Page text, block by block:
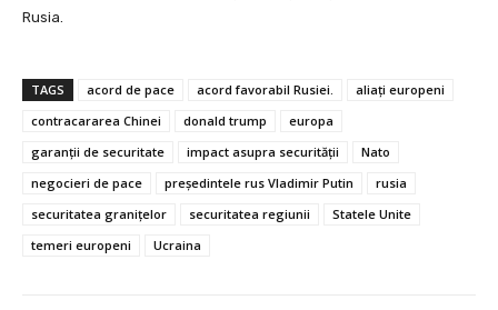
Rusia.
TAGS acord de pace acord favorabil Rusiei.
aliați europeni
contracararea Chinei
donald trump
europa
garanții de securitate
impact asupra securității
Nato
negocieri de pace
președintele rus Vladimir Putin
rusia
securitatea granițelor
securitatea regiunii
Statele Unite
temeri europeni
Ucraina